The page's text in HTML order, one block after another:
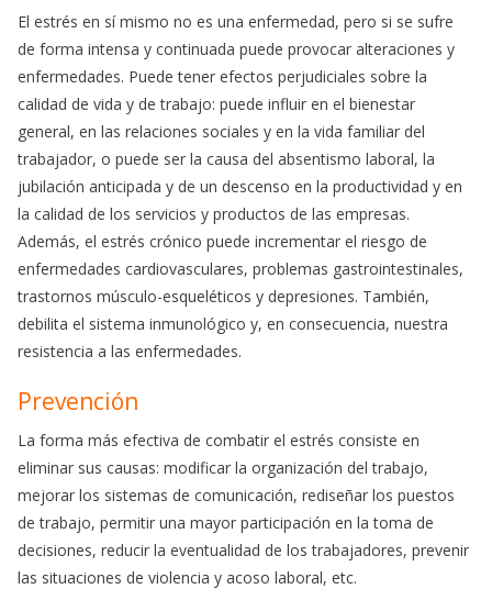
El estrés en sí mismo no es una enfermedad, pero si se sufre
de forma intensa y continuada puede provocar alteraciones y
enfermedades. Puede tener efectos perjudiciales sobre la
calidad de vida y de trabajo: puede influir en el bienestar
general, en las relaciones sociales y en la vida familiar del
trabajador, o puede ser la causa del absentismo laboral, la
jubilación anticipada y de un descenso en la productividad y en
la calidad de los servicios y productos de las empresas.
Además, el estrés crónico puede incrementar el riesgo de
enfermedades cardiovasculares, problemas gastrointestinales,
trastornos músculo-esqueléticos y depresiones. También,
debilita el sistema inmunológico y, en consecuencia, nuestra
resistencia a las enfermedades.
Prevención
La forma más efectiva de combatir el estrés consiste en
eliminar sus causas: modificar la organización del trabajo,
mejorar los sistemas de comunicación, rediseñar los puestos
de trabajo, permitir una mayor participación en la toma de
decisiones, reducir la eventualidad de los trabajadores, prevenir
las situaciones de violencia y acoso laboral, etc.